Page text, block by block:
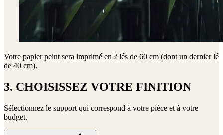
Votre papier peint sera imprimé en 2 lés de 60 cm (dont un dernier lé
de 40 cm).
3. CHOISISSEZ VOTRE FINITION
Sélectionnez le support qui correspond à votre pièce et à votre
budget.